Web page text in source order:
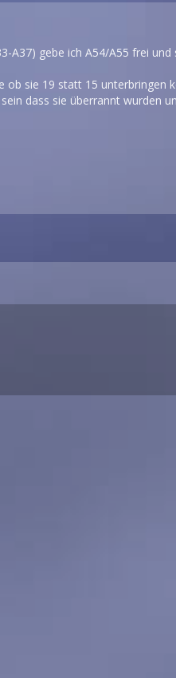
A37) gebe ich A54/A55 frei
ob sie 19 statt 15 unterbringen
dass sie überrannt wurden